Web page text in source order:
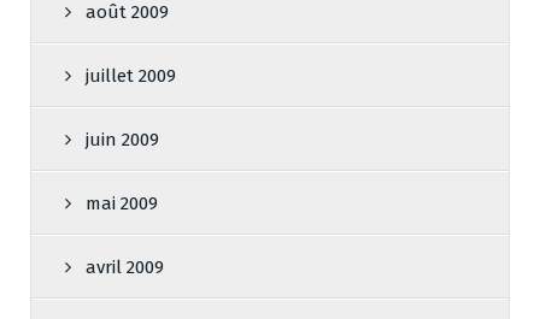
août 2009
juillet 2009
juin 2009
mai 2009
avril 2009